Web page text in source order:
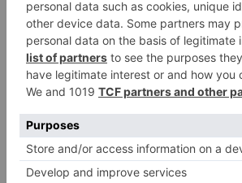
ocurre con la limpieza y
puentes, cuyo mantenimiento de
condiciones de desagüe es
titular.
Asimismo, es importante
dispone de un modelo de
responsable con el objetivo de